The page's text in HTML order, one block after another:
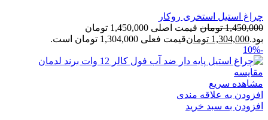
چراغ استیل استخری روکار
1,450,000 تومان
قیمت اصلی 1,450,000 تومان
بود.1,304,000 تومانقیمت فعلی 1,304,000 تومان است.
-10%
مقایسه
مشاهده سریع
افزودن به علاقه مندی
افزودن به سبد خرید